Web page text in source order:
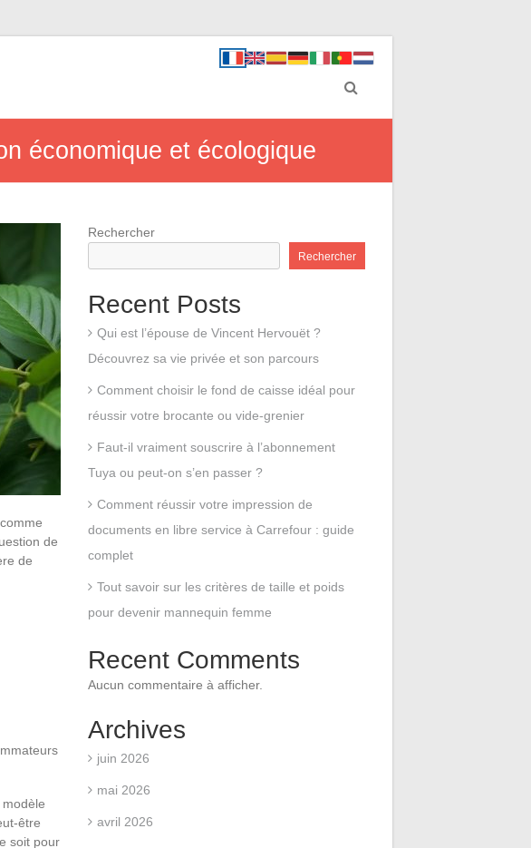
économique et écologique
de
de
être
soit pour
Rechercher
Rechercher
Recent Posts
Qui est l’épouse de Vincent Hervouët ?
Découvrez sa vie privée et son parcours
Comment choisir le fond de caisse idéal pour
réussir votre brocante ou vide-grenier
Faut-il vraiment souscrire à l’abonnement
Tuya ou peut-on s’en passer ?
Comment réussir votre impression de
documents en libre service à Carrefour : guide
complet
Tout savoir sur les critères de taille et poids
pour devenir mannequin femme
Recent Comments
Aucun commentaire à afficher.
Archives
juin 2026
mai 2026
avril 2026